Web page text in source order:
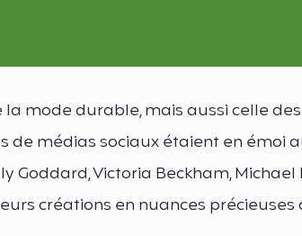
mode durable, mais aussi celle
médias sociaux étaient en émoi
Victoria Beckham, Michael
créations en nuances précieuses